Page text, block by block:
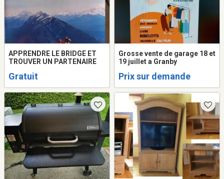
APPRENDRE LE BRIDGE ET
TROUVER UN PARTENAIRE
Gratuit
Grosse vente de garage 18 et
19 juillet a Granby
Prix sur demande